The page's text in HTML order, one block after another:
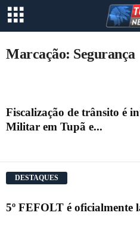
Marcação: Segurança
Fiscalização de trânsito é
Militar em Tupã e...
DESTAQUES
5º FEFOLT é oficialmente